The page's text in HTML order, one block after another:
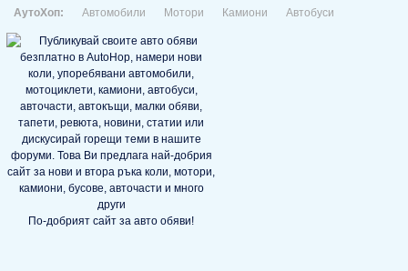
АутоХоп: Автомобили Мотори Камиони Автобуси
По-добрият сайт за авто обяви!